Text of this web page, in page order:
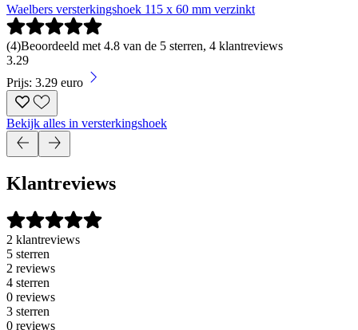
Waelbers versterkingshoek 115 x 60 mm verzinkt
(4)Beoordeeld met 4.8 van de 5 sterren, 4 klantreviews
3.29
Prijs: 3.29 euro
Bekijk alles in versterkingshoek
Klantreviews
2 klantreviews
5 sterren
2 reviews
4 sterren
0 reviews
3 sterren
0 reviews